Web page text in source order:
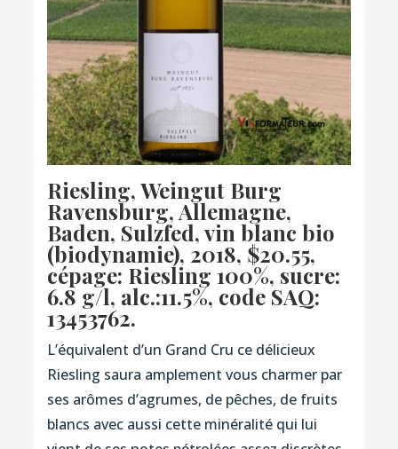
Riesling, Weingut Burg
Ravensburg, Allemagne,
Baden, Sulzfed, vin blanc bio
(biodynamie), 2018, $20.55,
cépage: Riesling 100%, sucre:
6.8 g/l, alc.:11.5%, code SAQ:
13453762.
L’équivalent d’un Grand Cru ce délicieux
Riesling saura amplement vous charmer par
ses arômes d’agrumes, de pêches, de fruits
blancs avec aussi cette minéralité qui lui